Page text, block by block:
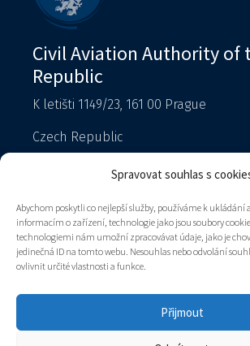
Spravovat souhlas s
Abychom poskytli co nejlepší služby, používáme k ukládání
informacím o zařízení, technologie jako jsou soubory
technologiemi nám umožní zpracovávat údaje, jako je
jedinečná ID na tomto webu. Nesouhlas nebo odvolání
ovlivnit určité vlastnosti a funkce.
Přijmout
Civil Aviation Authority of
Republic
K letišti 1149/23, 161 00 Prague
Czech Republic
T: 225 421 111 – reception
podatelna@caa.gov.cz
Data box: v8gaaz5